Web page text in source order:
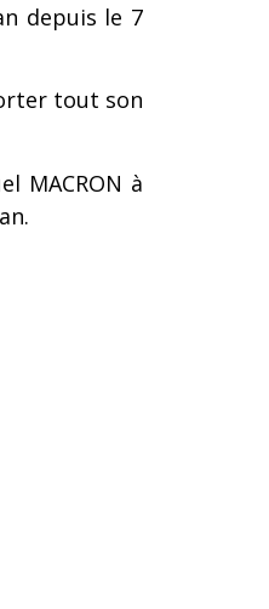
depuis le 7
tout son
MACRON à